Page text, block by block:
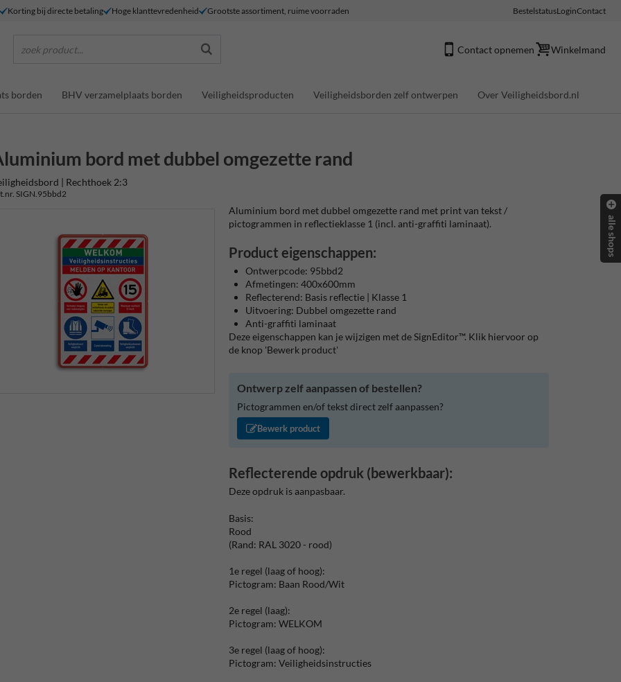
Korting bij directe betaling Hoge klanttevredenheid Grootste assortiment, ruime voorraden BestelstatusLoginContact
zoek product... Contact opnemen Winkelmand
borden BHV verzamelplaats borden Veiligheidsproducten Veiligheidsborden zelf ontwerpen Over Veiligheidsbord.nl
bord met dubbel omgezette rand
| Rechthoek 2:3
SIGN.95bbd2
Aluminium bord met dubbel omgezette rand met print van tekst /
pictogrammen in reflectieklasse 1 (incl. anti-graffiti laminaat).
Product eigenschappen:
Ontwerpcode: 95bbd2
Afmetingen: 400x600mm
Reflecterend: Basis reflectie | Klasse 1
Uitvoering: Dubbel omgezette rand
Anti-graffiti laminaat
Deze eigenschappen kan je wijzigen met de SignEditor™. Klik hiervoor op
de knop 'Bewerk product'
Ontwerp zelf aanpassen of bestellen?
Pictogrammen en/of tekst direct zelf aanpassen?
Bewerk product
Reflecterende opdruk (bewerkbaar):
Deze opdruk is aanpasbaar.
Basis:
Rood
(Rand: RAL 3020 - rood)
1e regel (laag of hoog):
Pictogram: Baan Rood/Wit
2e regel (laag):
Pictogram: WELKOM
3e regel (laag of hoog):
Pictogram: Veiligheidsinstructies
alle shops